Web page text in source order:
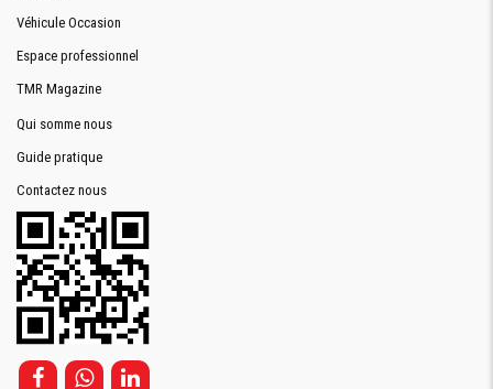
Véhicule Occasion
Espace professionnel
TMR Magazine
Qui somme nous
Guide pratique
Contactez nous